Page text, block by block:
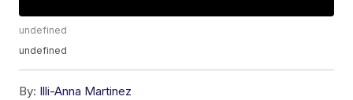
undefined
undefined
By: Illi-Anna Martinez